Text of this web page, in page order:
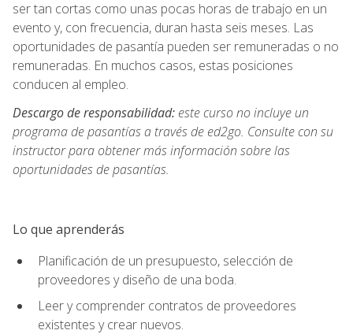
ser tan cortas como unas pocas horas de trabajo en un
evento y, con frecuencia, duran hasta seis meses. Las
oportunidades de pasantía pueden ser remuneradas o no
remuneradas. En muchos casos, estas posiciones
conducen al empleo.
Descargo de responsabilidad: este curso no incluye un
programa de pasantías a través de ed2go. Consulte con su
instructor para obtener más información sobre las
oportunidades de pasantías.
Lo que aprenderás
Planificación de un presupuesto, selección de
proveedores y diseño de una boda.
Leer y comprender contratos de proveedores
existentes y crear nuevos.